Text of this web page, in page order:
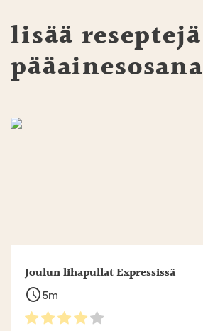
lisää reseptejä
pääainesosana
Joulun lihapullat Expressissä
schedule5m